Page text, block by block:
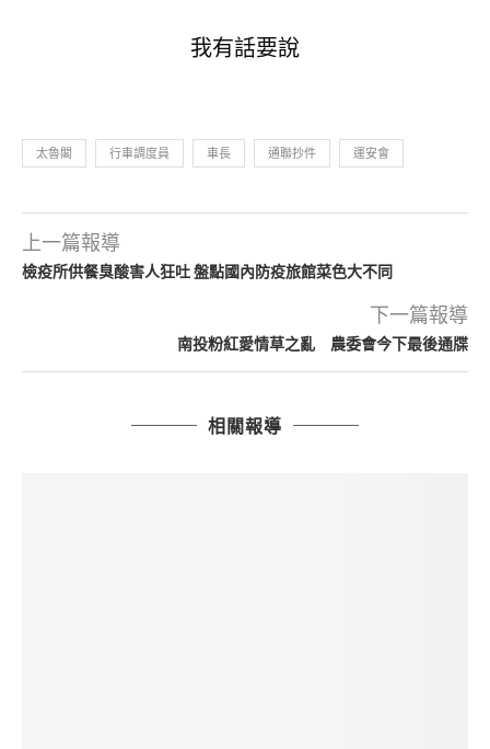
我有話要說
太魯閣 行車調度員 車長 通聯抄件 運安會
上一篇報導
檢疫所供餐臭酸害人狂吐 盤點國內防疫旅館菜色大不同
下一篇報導
南投粉紅愛情草之亂 農委會今下最後通牒
相關報導